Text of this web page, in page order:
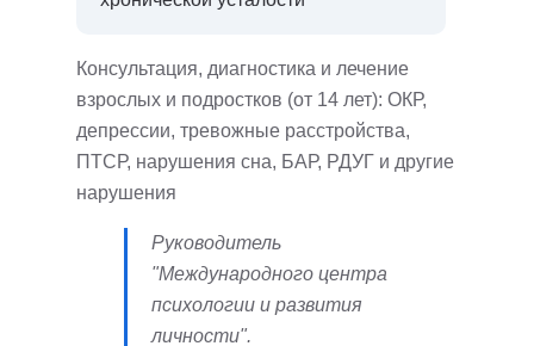
Консультация, диагностика и лечение
взрослых и подростков (от 14 лет): ОКР,
депрессии, тревожные расстройства,
ПТСР, нарушения сна, БАР, РДУГ и другие
нарушения
Руководитель
"Международного центра
психологии и развития
личности".